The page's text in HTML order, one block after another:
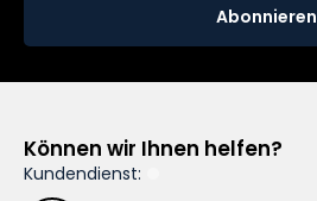
Abonnieren
Können wir Ihnen helfen?
Kundendienst: